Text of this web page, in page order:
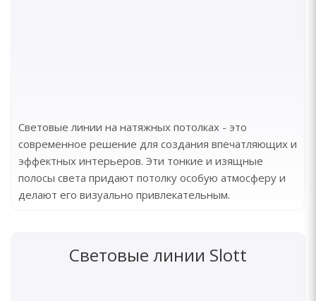
Световые линии на натяжных потолках - это
современное решение для создания впечатляющих и
эффектных интерьеров. Эти тонкие и изящные
полосы света придают потолку особую атмосферу и
делают его визуально привлекательным.
Световые линии Slott